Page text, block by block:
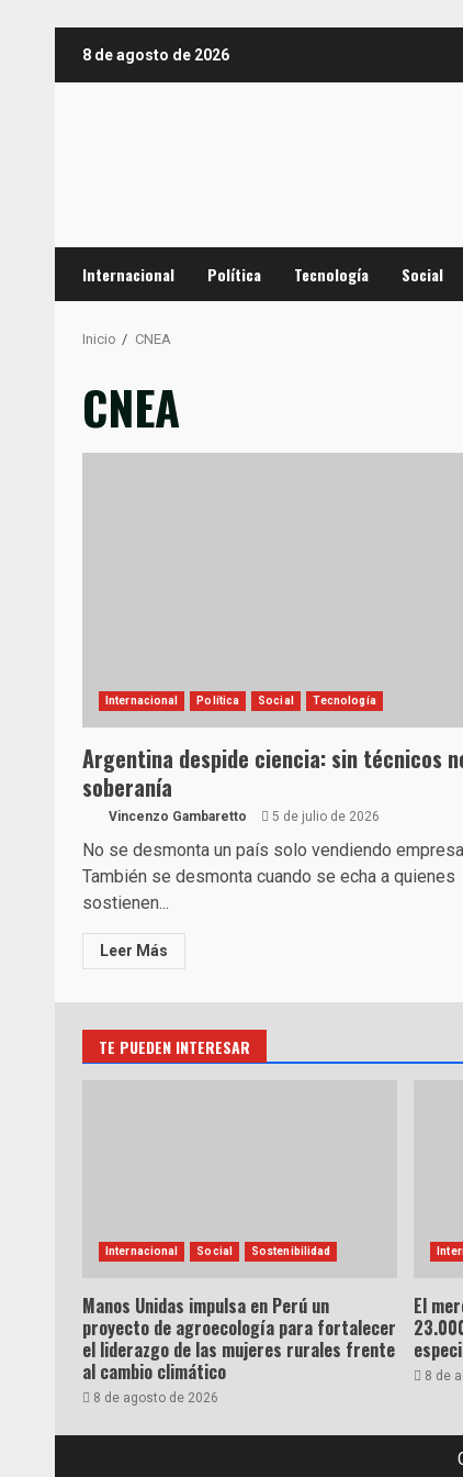
8 de agosto de 2026
Internacional Política Tecnología Social
Inicio CNEA
CNEA
Internacional Política Social Tecnología
Argentina despide ciencia: sin técnicos
soberanía
Vincenzo Gambaretto 5 de julio de 2026
No se desmonta un país solo vendiendo
También se desmonta cuando se echa a quienes
sostienen...
Leer Más
TE PUEDEN INTERESAR
Internacional Social Sostenibilidad
Manos Unidas impulsa en Perú un
proyecto de agroecología para fortalecer
el liderazgo de las mujeres rurales frente
al cambio climático
8 de agosto de 2026
El
8 de